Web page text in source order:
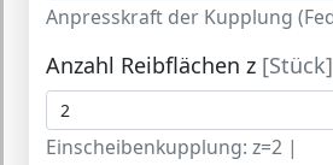
Anpresskraft der Kupplung
Anzahl Reibflächen z [Stück]
Einscheibenkupplung: z=2 |